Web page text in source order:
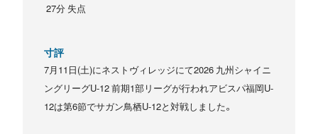
27分 失点
寸評
7月11日(土)にネストヴィレッジにて2026 九州シャイニ
ングリーグU-12 前期1部リーグが行われアビスパ福岡U-
12は第6節でサガン鳥栖U-12と対戦しました。